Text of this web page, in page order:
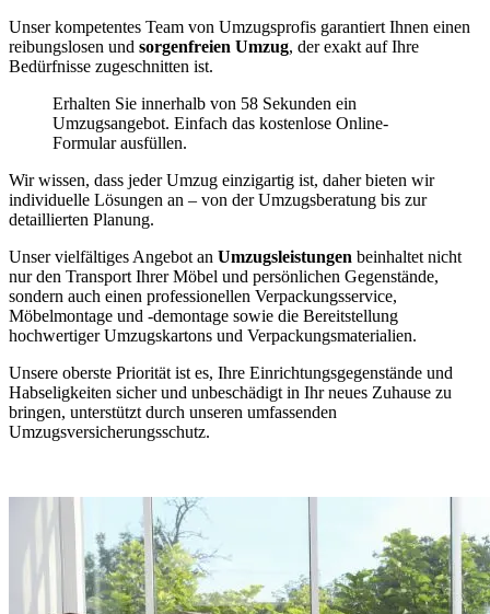
Unser kompetentes Team von Umzugsprofis garantiert Ihnen einen
reibungslosen und sorgenfreien Umzug, der exakt auf Ihre
Bedürfnisse zugeschnitten ist.
Erhalten Sie innerhalb von 58 Sekunden ein
Umzugsangebot. Einfach das kostenlose Online-
Formular ausfüllen.
Wir wissen, dass jeder Umzug einzigartig ist, daher bieten wir
individuelle Lösungen an – von der Umzugsberatung bis zur
detaillierten Planung.
Unser vielfältiges Angebot an Umzugsleistungen beinhaltet nicht
nur den Transport Ihrer Möbel und persönlichen Gegenstände,
sondern auch einen professionellen Verpackungsservice,
Möbelmontage und -demontage sowie die Bereitstellung
hochwertiger Umzugskartons und Verpackungsmaterialien.
Unsere oberste Priorität ist es, Ihre Einrichtungsgegenstände und
Habseligkeiten sicher und unbeschädigt in Ihr neues Zuhause zu
bringen, unterstützt durch unseren umfassenden
Umzugsversicherungsschutz.